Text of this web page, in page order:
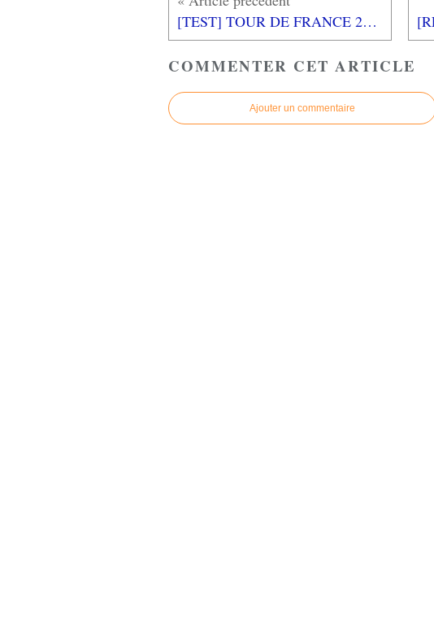
[TEST] TOUR DE FRANCE 2025 PS5 : Un moteur graphique tout neuf pour faire plaisir aux fans de cyclisme
COMMENTER CET ARTICLE
Ajouter un commentaire